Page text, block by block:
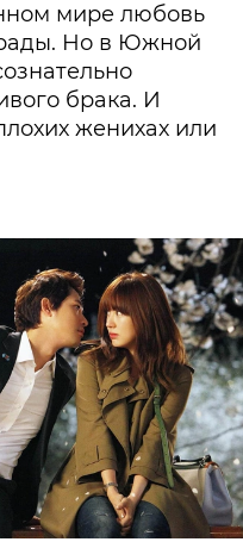
мире любовь
Но в Южной
брака. И
женихах или